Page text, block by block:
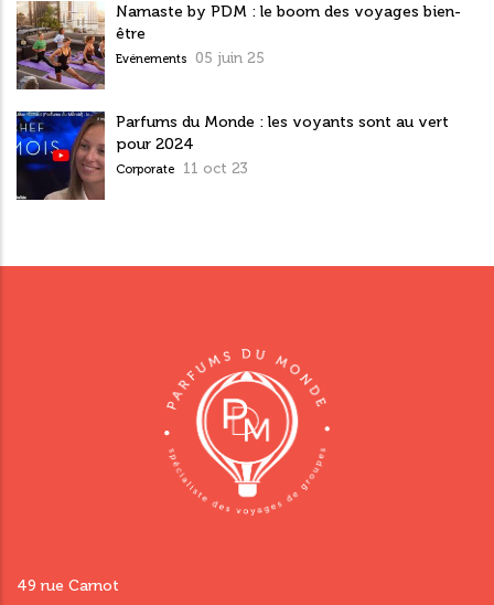
Namaste by PDM : le boom des voyages bien-
être
Evénements 05 juin 25
Parfums du Monde : les voyants sont au vert
pour 2024
Corporate 11 oct 23
49 rue Carnot